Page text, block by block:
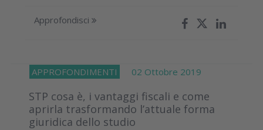
Approfondisci
APPROFONDIMENTI 02 Ottobre 2019
STP cosa è, i vantaggi fiscali e come
aprirla trasformando l’attuale forma
giuridica dello studio